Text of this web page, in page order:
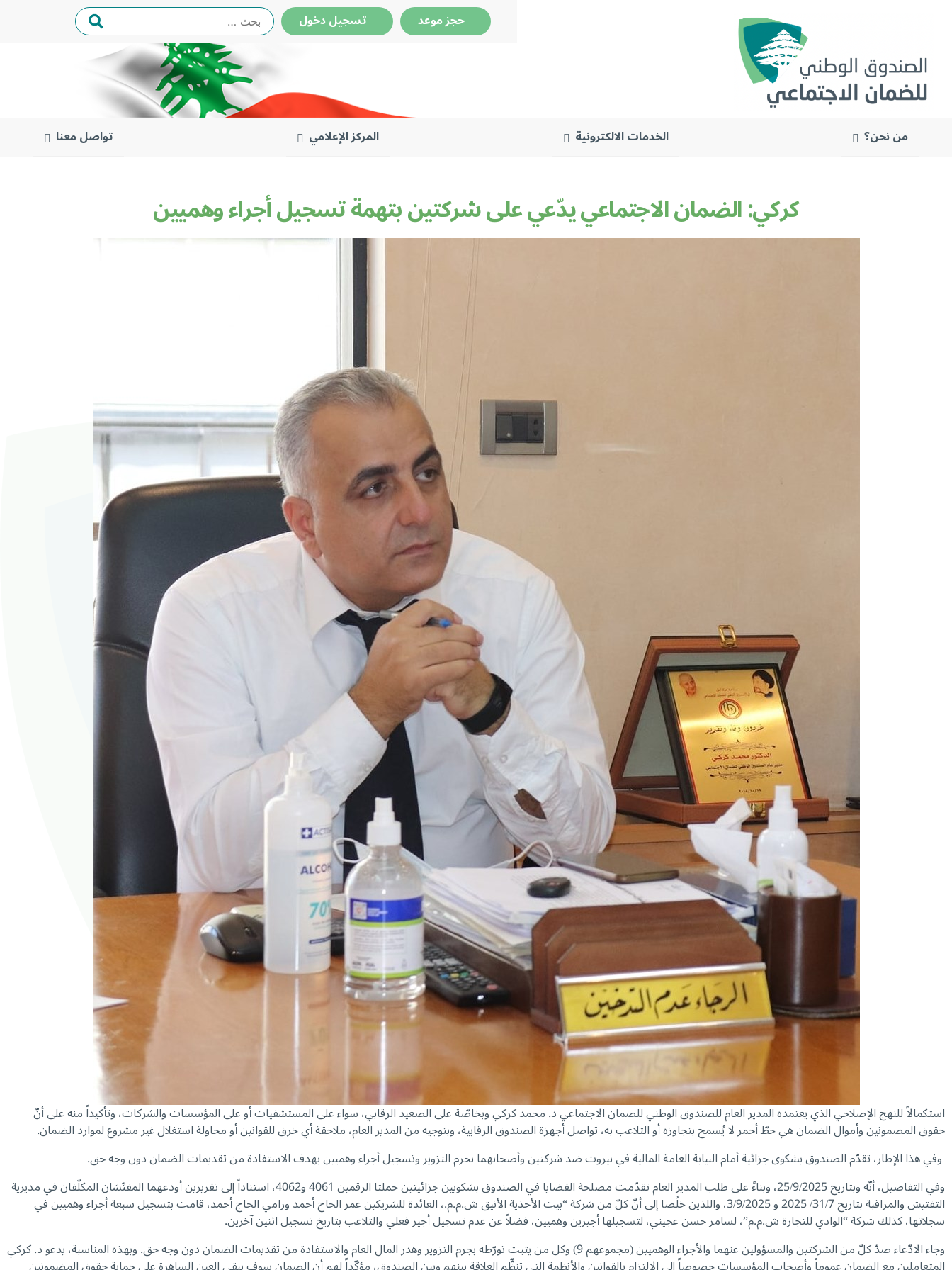
حجز موعد تسجيل دخول البحث
عن:
من نحن؟ الخدمات الالكترونية المركز الإعلامي
تواصل معنا
كركي: الضمان الاجتماعي يدّعي على شركتين بتهمة تسجيل أجراء وهميين
استكمالاً للنهج الإصلاحي الذي يعتمده المدير العام للصندوق الوطني للضمان الاجتماعي د. محمد كركي وبخاصّة على الصعيد الرقابي، سواء على المستشفيات أو على المؤسسات والشركات، وتأكيداً منه على أنّ
حقوق المضمونين وأموال الضمان هي خطّ أحمر لا يُسمح بتجاوزه أو التلاعب به، تواصل أجهزة الصندوق الرقابية، وبتوجيه من المدير العام، ملاحقة أي خرق للقوانين أو محاولة استغلال غير مشروع لموارد الضمان.
وفي هذا الإطار، تقدّم الصندوق بشكوى جزائية أمام النيابة العامة المالية في بيروت ضد شركتين وأصحابهما بجرم التزوير وتسجيل أجراء وهميين بهدف الاستفادة من تقديمات الضمان دون وجه حق.
وفي التفاصيل، أنّه وبتاريخ 25/9/2025، وبناءً على طلب المدير العام تقدّمت مصلحة القضايا في الصندوق بشكويين جزائيتين حملتا الرقمين 4061 و4062، استناداً إلى تقريرين أودعهما المفتّشان المكلّفان في مديرية
التفتيش والمراقبة بتاريخ 31/7/ 2025 و 3/9/2025، واللذين خلُصا إلى أنّ كلّ من شركة “بيت الأحذية الأنيق ش.م.م.، العائدة للشريكين عمر الحاج أحمد ورامي الحاج أحمد، قامت بتسجيل سبعة أجراء وهميين في
سجلاتها، كذلك شركة “الوادي للتجارة ش.م.م”، لسامر حسن عجيني، لتسجيلها أجيرين وهميين، فضلاً عن عدم تسجيل أجير فعلي والتلاعب بتاريخ تسجيل اثنين آخرين.
وجاء الادّعاء ضدّ كلّ من الشركتين والمسؤولين عنهما والأجراء الوهميين (مجموعهم 9) وكل من يثبت تورّطه بجرم التزوير وهدر المال العام والاستفادة من تقديمات الضمان دون وجه حق. وبهذه المناسبة، يدعو د. كركي